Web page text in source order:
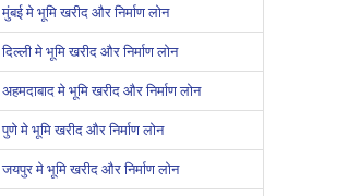
मुंबई मे भूमि खरीद और निर्माण लोन
दिल्ली मे भूमि खरीद और निर्माण लोन
अहमदाबाद मे भूमि खरीद और निर्माण लोन
पुणे मे भूमि खरीद और निर्माण लोन
जयपुर मे भूमि खरीद और निर्माण लोन